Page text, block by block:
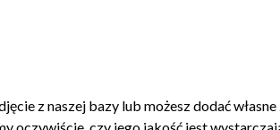
z naszej bazy lub możesz dodać